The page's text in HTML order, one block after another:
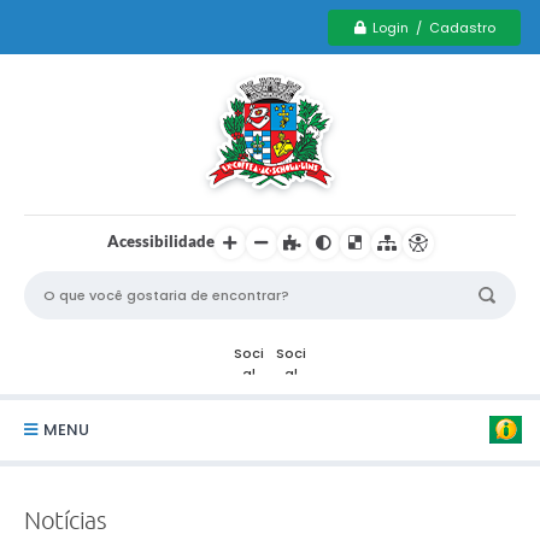
Login / Cadastro
Acessibilidade
MENU
Notícias